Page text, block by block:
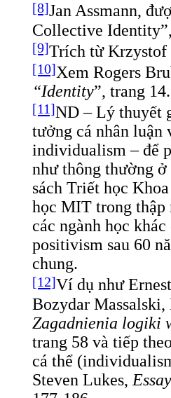
[8]Jan Assmann,
Collective
[9]Trích từ
[10]Xem Rogers
“Identity”, trang 14.
[11]ND – Lý thuyết
tưởng cá nhân luận
individualism – để
như thông thường
sách Triết học
học MIT trong thập
các ngành học
positivism sau 60
chung.
[12]Ví dụ như
Bozydar
Zagadnienia logiki
trang 58 và tiếp
cá thể
Steven Lukes,